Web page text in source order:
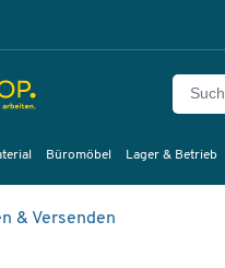
Büromöbel Lager & Betrieb
& Versenden